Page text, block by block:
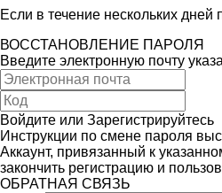
Если в течение нескольких
ВОССТАНОВЛЕНИЕ ПАРОЛЯ
Введите электронную почту
Войдите или Зарегистрируйтесь
Инструкции по смене пароля
Аккаунт, привязанный к
закончить регистрацию и
ОБРАТНАЯ СВЯЗЬ